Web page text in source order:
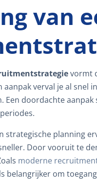
van
vormt
aanpak verval je al
Een doordachte
strategische planning
Door vooruit te
moderne
belangrijker om